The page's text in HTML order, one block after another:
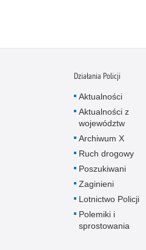
Działania Policji
Aktualności
Aktualności z
województw
Archiwum X
Ruch drogowy
Poszukiwani
Zaginieni
Lotnictwo Policji
Polemiki i
sprostowania